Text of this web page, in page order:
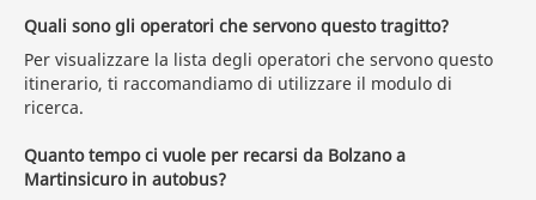
Quali sono gli operatori che servono questo tragitto?
Per visualizzare la lista degli operatori che servono questo
itinerario, ti raccomandiamo di utilizzare il modulo di
ricerca.
Quanto tempo ci vuole per recarsi da Bolzano a
Martinsicuro in autobus?